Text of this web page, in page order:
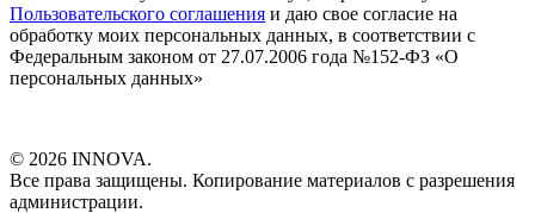
Пользовательского соглашения и даю свое согласие на
обработку моих персональных данных, в соответствии с
Федеральным законом от 27.07.2006 года №152-ФЗ «О
персональных данных»
© 2026 INNOVA.
Все права защищены. Копирование материалов с разрешения
администрации.